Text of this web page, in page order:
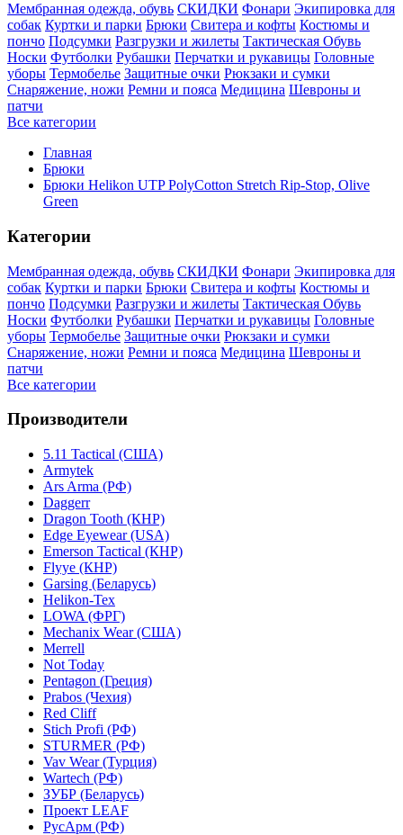
Мембранная одежда, обувь СКИДКИ Фонари Экипировка для
собак Куртки и парки Брюки Свитера и кофты Костюмы и
пончо Подсумки Разгрузки и жилеты Тактическая Обувь
Носки Футболки Рубашки Перчатки и рукавицы Головные
уборы Термобелье Защитные очки Рюкзаки и сумки
Снаряжение, ножи Ремни и пояса Медицина Шевроны и
патчи
Все категории
Главная
Брюки
Брюки Helikon UTP PolyCotton Stretch Rip-Stop, Olive
Green
Категории
Мембранная одежда, обувь СКИДКИ Фонари Экипировка для
собак Куртки и парки Брюки Свитера и кофты Костюмы и
пончо Подсумки Разгрузки и жилеты Тактическая Обувь
Носки Футболки Рубашки Перчатки и рукавицы Головные
уборы Термобелье Защитные очки Рюкзаки и сумки
Снаряжение, ножи Ремни и пояса Медицина Шевроны и
патчи
Все категории
Производители
5.11 Tactical (США)
Armytek
Ars Arma (РФ)
Daggerr
Dragon Tooth (КНР)
Edge Eyewear (USA)
Emerson Tactical (КНР)
Flyye (КНР)
Garsing (Беларусь)
Helikon-Tex
LOWA (ФРГ)
Mechanix Wear (США)
Merrell
Not Today
Pentagon (Греция)
Prabos (Чехия)
Red Cliff
Stich Profi (РФ)
STURMER (РФ)
Vav Wear (Турция)
Wartech (РФ)
ЗУБР (Беларусь)
Проект LEAF
РусАрм (РФ)